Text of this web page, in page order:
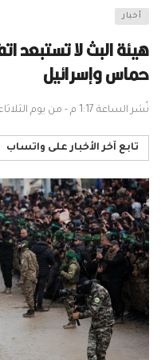
أخبار
هيئة البث لا تستبعد
حماس وإسرائيل
نُشر الساعة 1:17 م - من يوم الثلاثاء 3 يونيو / حزيران 2025
تابع آخر الأخبار على واتساب